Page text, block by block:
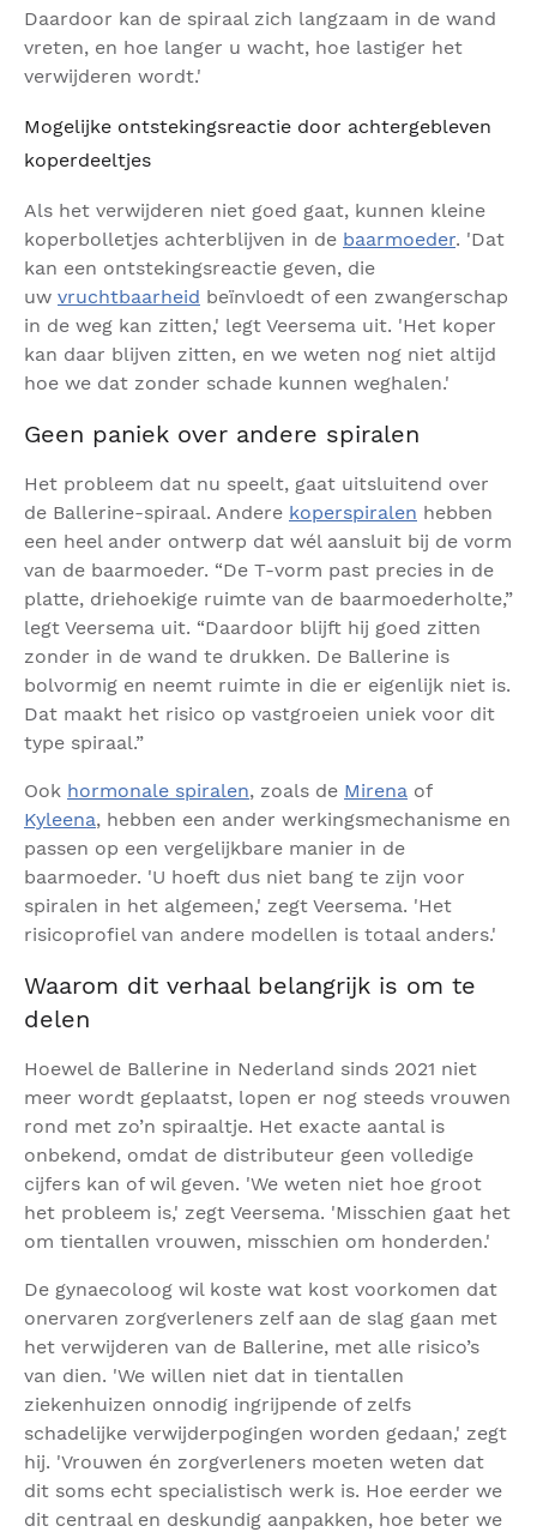
Daardoor kan de spiraal zich langzaam in de wand
vreten, en hoe langer u wacht, hoe lastiger het
verwijderen wordt.'
Mogelijke ontstekingsreactie door achtergebleven
koperdeeltjes
Als het verwijderen niet goed gaat, kunnen kleine
koperbolletjes achterblijven in de baarmoeder. 'Dat
kan een ontstekingsreactie geven, die
uw vruchtbaarheid beïnvloedt of een zwangerschap
in de weg kan zitten,' legt Veersema uit. 'Het koper
kan daar blijven zitten, en we weten nog niet altijd
hoe we dat zonder schade kunnen weghalen.'
Geen paniek over andere spiralen
Het probleem dat nu speelt, gaat uitsluitend over
de Ballerine-spiraal. Andere koperspiralen hebben
een heel ander ontwerp dat wél aansluit bij de vorm
van de baarmoeder. “De T-vorm past precies in de
platte, driehoekige ruimte van de baarmoederholte,”
legt Veersema uit. “Daardoor blijft hij goed zitten
zonder in de wand te drukken. De Ballerine is
bolvormig en neemt ruimte in die er eigenlijk niet is.
Dat maakt het risico op vastgroeien uniek voor dit
type spiraal.”
Ook hormonale spiralen, zoals de Mirena of
Kyleena, hebben een ander werkingsmechanisme en
passen op een vergelijkbare manier in de
baarmoeder. 'U hoeft dus niet bang te zijn voor
spiralen in het algemeen,' zegt Veersema. 'Het
risicoprofiel van andere modellen is totaal anders.'
Waarom dit verhaal belangrijk is om te
delen
Hoewel de Ballerine in Nederland sinds 2021 niet
meer wordt geplaatst, lopen er nog steeds vrouwen
rond met zo’n spiraaltje. Het exacte aantal is
onbekend, omdat de distributeur geen volledige
cijfers kan of wil geven. 'We weten niet hoe groot
het probleem is,' zegt Veersema. 'Misschien gaat het
om tientallen vrouwen, misschien om honderden.'
De gynaecoloog wil koste wat kost voorkomen dat
onervaren zorgverleners zelf aan de slag gaan met
het verwijderen van de Ballerine, met alle risico’s
van dien. 'We willen niet dat in tientallen
ziekenhuizen onnodig ingrijpende of zelfs
schadelijke verwijderpogingen worden gedaan,' zegt
hij. 'Vrouwen én zorgverleners moeten weten dat
dit soms echt specialistisch werk is. Hoe eerder we
dit centraal en deskundig aanpakken, hoe beter we